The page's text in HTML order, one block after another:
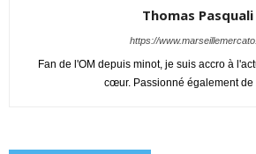
Thomas Pasquali
https://
Fan de l'OM depuis minot, je suis accro à
cœur. Passionné également de